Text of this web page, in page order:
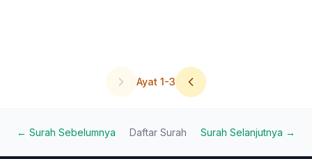
Ayat 1-3
← Surah Sebelumnya Daftar Surah Surah Selanjutnya →